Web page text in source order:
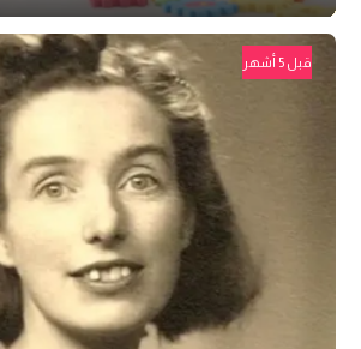
قبل 5 أشهر